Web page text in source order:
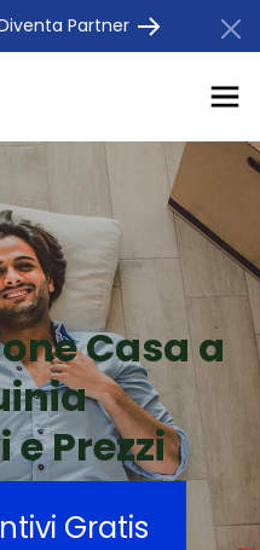
Partner
Casa a
Prezzi
Gratis